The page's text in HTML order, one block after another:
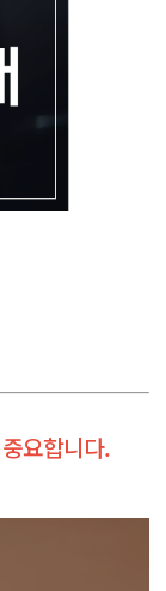
요합니다.